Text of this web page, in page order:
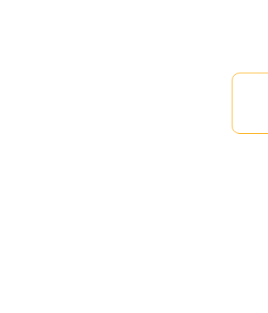
精神疾患患者さんの
病気を治療するには
例えば家族関係が原因
精神科といえば強い